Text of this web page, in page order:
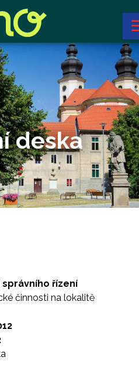
deska
správního řízení
činnosti na lokalitě